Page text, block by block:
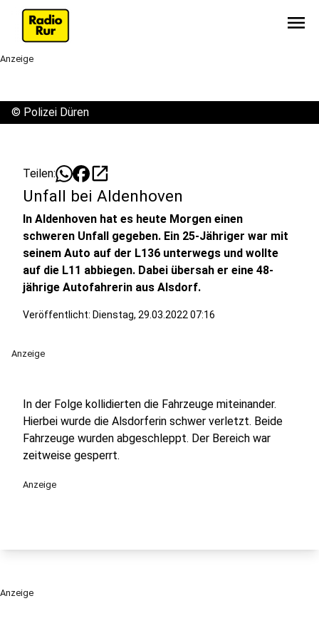
menu
Anzeige
© Polizei Düren
Teilen: open_in_new
Unfall bei Aldenhoven
In Aldenhoven hat es heute Morgen einen
schweren Unfall gegeben. Ein 25-Jähriger war mit
seinem Auto auf der L136 unterwegs und wollte
auf die L11 abbiegen. Dabei übersah er eine 48-
jährige Autofahrerin aus Alsdorf.
Veröffentlicht: Dienstag, 29.03.2022 07:16
Anzeige
In der Folge kollidierten die Fahrzeuge miteinander.
Hierbei wurde die Alsdorferin schwer verletzt. Beide
Fahrzeuge wurden abgeschleppt. Der Bereich war
zeitweise gesperrt.
Anzeige
Anzeige